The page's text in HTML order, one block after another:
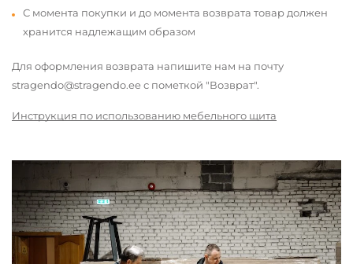
С момента покупки и до момента возврата товар должен
хранится надлежащим образом
Для оформления возврата напишите нам на почту
stragendo@stragendo.ee с пометкой "Возврат".
Инструкция по использованию мебельного щита